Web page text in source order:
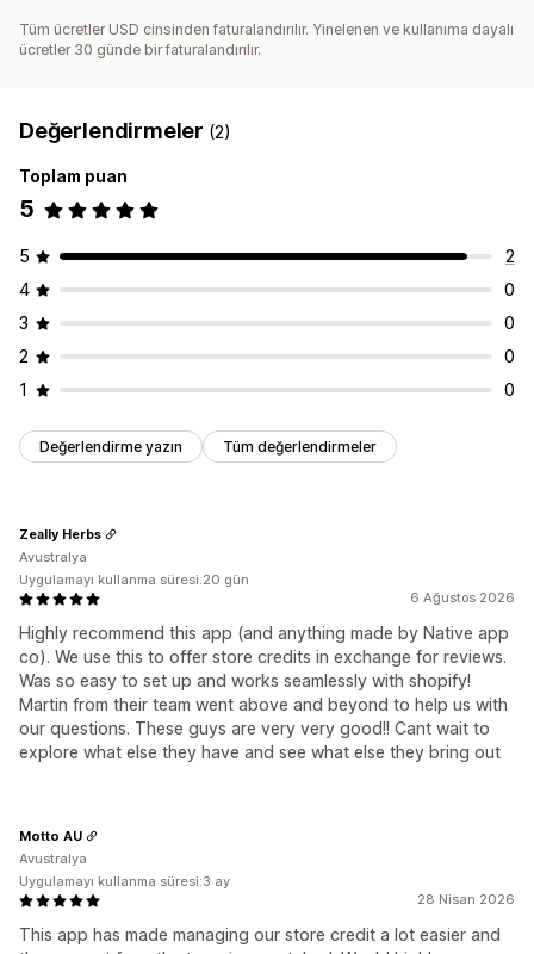
Tüm ücretler USD cinsinden faturalandırılır. Yinelenen ve kullanıma dayalı
ücretler 30 günde bir faturalandırılır.
Değerlendirmeler (2)
Toplam puan
5
5
2
4
0
3
0
2
0
1
0
Değerlendirme yazın Tüm değerlendirmeler
6 Ağustos 2026
Highly recommend this app (and anything made by Native app
co). We use this to offer store credits in exchange for reviews.
Was so easy to set up and works seamlessly with shopify!
Martin from their team went above and beyond to help us with
our questions. These guys are very very good!! Cant wait to
explore what else they have and see what else they bring out
Zeally Herbs
Avustralya
Uygulamayı kullanma süresi:20 gün
28 Nisan 2026
This app has made managing our store credit a lot easier and
Motto AU
Avustralya
Uygulamayı kullanma süresi:3 ay